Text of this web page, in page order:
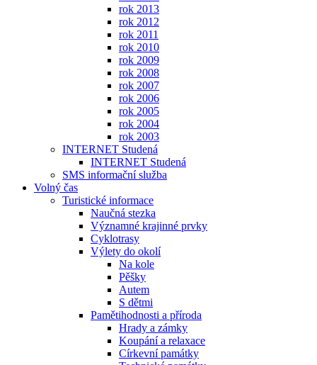
rok 2013
rok 2012
rok 2011
rok 2010
rok 2009
rok 2008
rok 2007
rok 2006
rok 2005
rok 2004
rok 2003
INTERNET Studená
INTERNET Studená
SMS informační služba
Volný čas
Turistické informace
Naučná stezka
Významné krajinné prvky
Cyklotrasy
Výlety do okolí
Na kole
Pěšky
Autem
S dětmi
Pamětihodnosti a příroda
Hrady a zámky
Koupání a relaxace
Církevní památky